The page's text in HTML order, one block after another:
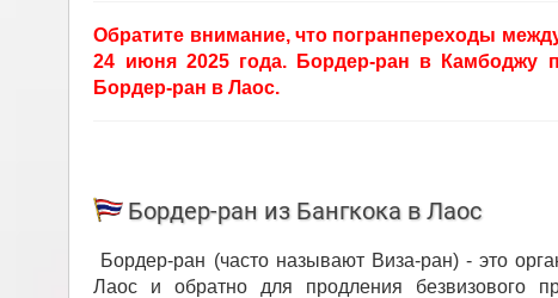
Обратите внимание, что погранпереходы
24 июня 2025 года. Бордер-ран в Камбоджу
Бордер-ран в Лаос.
Бордер-ран из Бангкока в Лаос
Бордер-ран (часто называют Виза-ран) - это
Лаос и обратно для продления безвизового